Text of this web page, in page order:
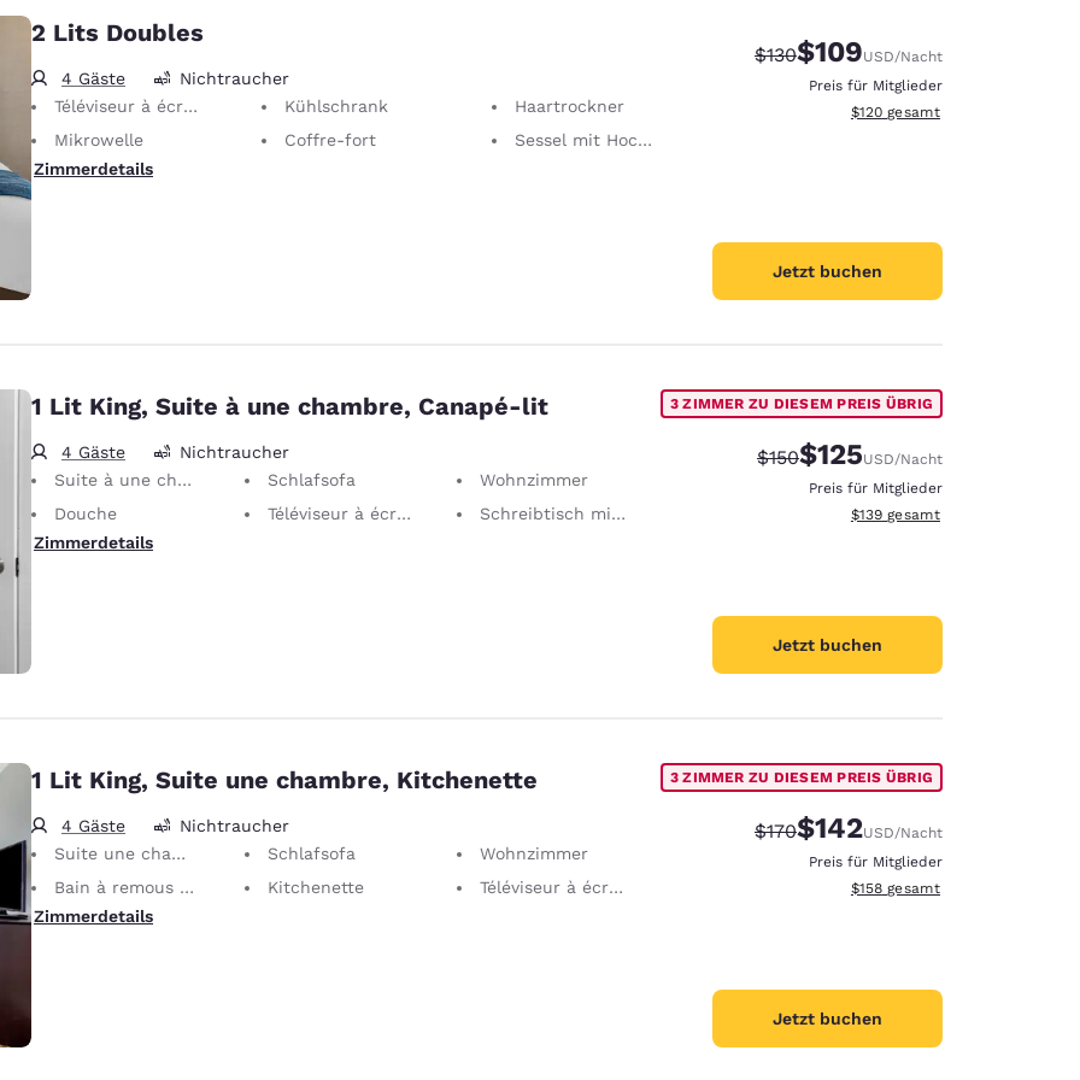
2 Lits Doubles
4 Gäste
Nichtraucher
Téléviseur à écran plat 40"
Kühlschrank
Haartrockner
Mikrowelle
Coffre-fort
Sessel mit Hocker
Zimmerdetails
Durchgestrichener Preis:
$130Vergünstigter Preis:
$109USD/Nacht
Preis für Mitglieder
Geschätzte Gesamtdetails
$120 gesamt
Jetzt buchen
1 Lit King, Suite à une chambre, Canapé-lit
4 Gäste
Nichtraucher
Suite à une chambre
Schlafsofa
Wohnzimmer
Douche
Téléviseur à écran plat 40"
Schreibtisch mit ergonomischem Stuhl
Zimmerdetails
3 ZIMMER ZU DIESEM PREIS ÜBRIG
Durchgestrichener Preis:
$150Vergünstigter Preis:
$125USD/Nacht
Preis für Mitglieder
Geschätzte Gesamtdetails
$139 gesamt
Jetzt buchen
1 Lit King, Suite une chambre, Kitchenette
4 Gäste
Nichtraucher
Suite une chambre
Schlafsofa
Wohnzimmer
Bain à remous 2 places
Kitchenette
Téléviseur à écran plat 40"
Zimmerdetails
3 ZIMMER ZU DIESEM PREIS ÜBRIG
Durchgestrichener Preis:
$170Vergünstigter Preis:
$142USD/Nacht
Preis für Mitglieder
Geschätzte Gesamtdetails
$158 gesamt
Jetzt buchen